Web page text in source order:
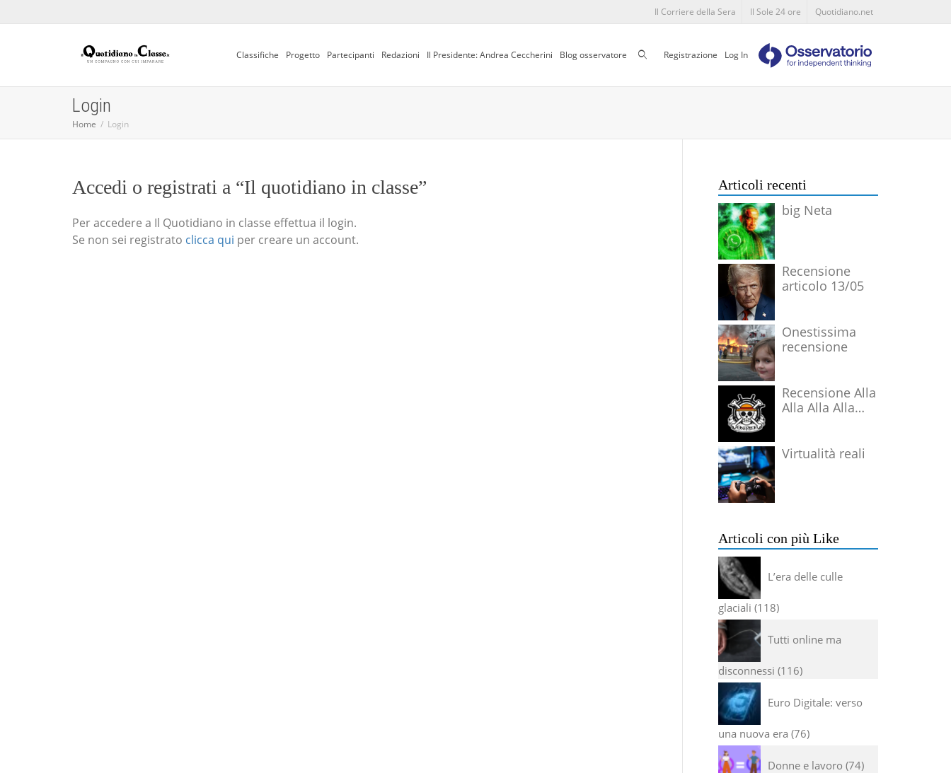
Il Corriere della Sera Il Sole 24 ore Quotidiano.net
Classifiche Progetto Partecipanti Redazioni Il Presidente: Andrea Ceccherini Blog osservatore CercaRegistrazione Log In
Login
Home Login
Accedi o registrati a “Il quotidiano in classe”
Per accedere a Il Quotidiano in classe effettua il login.
Se non sei registrato clicca qui per creare un account.
Articoli recenti
big Neta
Recensione
articolo 13/05
Onestissima
recensione
Recensione Alla
Alla Alla Alla
Virtualità reali
Articoli con più Like
L’era delle culle
glaciali 118
Tutti online ma
disconnessi 116
Euro Digitale: verso
una nuova era 76
Donne e lavoro 74